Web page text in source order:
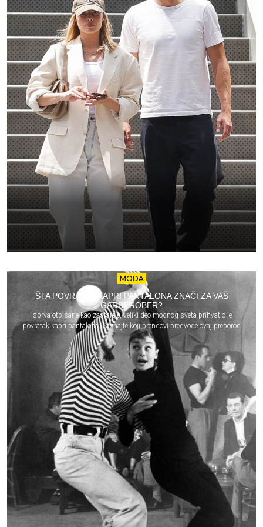
MODA
ŠTA POVRATAK KAPRI PANTALONA ZNAČI ZA VAŠ
GARDEROBER?
Isprva otpisane kao zastarele, veliki deo modnog sveta prihvatio je
povratak kapri pantalona. Saznajte koji brendovi predvode ovaj preporod